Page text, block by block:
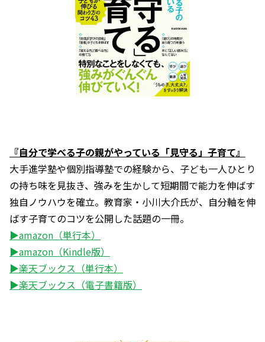
『自分で学べる子の親がやっている「見守る」子育て』
大手進学塾や個別指導塾での経験から、子ども一人ひとり
の持ち味を見抜き、強みを生かして短期間で能力を伸ばす
独自ノウハウを確立。教育家・小川大介氏が、自分軸を伸
ばす子育てのコツを公開した話題の一冊。
▶amazon（単行本）
▶amazon（Kindle版）
▶楽天ブックス（単行本）
▶楽天ブックス（電子書籍版）